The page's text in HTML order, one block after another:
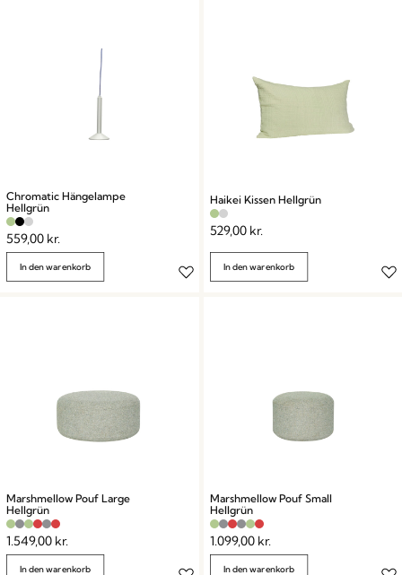
Chromatic Hängelampe
Hellgrün
559,00 kr.
In den warenkorb
Haikei Kissen Hellgrün
529,00 kr.
In den warenkorb
Marshmellow Pouf Large
Hellgrün
1.549,00 kr.
In den warenkorb
Marshmellow Pouf Small
Hellgrün
1.099,00 kr.
In den warenkorb